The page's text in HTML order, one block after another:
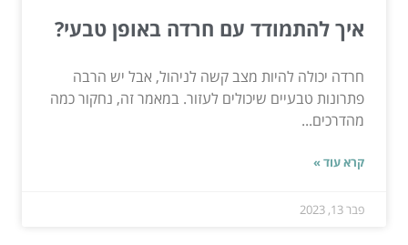
איך להתמודד עם חרדה באופן טבעי?
חרדה יכולה להיות מצב קשה לניהול, אבל יש הרבה
פתרונות טבעיים שיכולים לעזור. במאמר זה, נחקור כמה
מהדרכים...
קרא עוד »
פבר 13, 2023